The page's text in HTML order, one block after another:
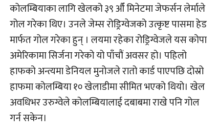
कोलम्बियाका लागि खेलको ३९ औँ मिनेटमा जेफर्सन लेर्माले
गोल गरेका थिए। उनले जेम्स रोड्रिग्वेजको उत्कृष्ट पासमा हेड
मार्फत गोल गरेका हुन् । लयमा रहेका रोड्रिग्वेजले यस कोपा
अमेरिकामा सिर्जना गरेको यो पाँचौं अवसर हो। पहिलो
हाफको अन्त्यमा डेनियल मुनोजले रातो कार्ड पाएपछि दोस्रो
हाफमा कोलम्बिया १० खेलाडीमा सीमित भएको थियो। खेल
अवधिभर उरुग्वेले कोलम्बियालाई दबाबमा राखे पनि गोल
गर्न सकेन।